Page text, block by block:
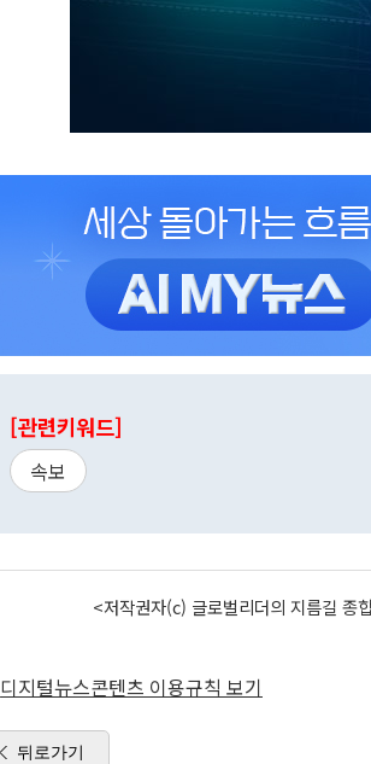
[관련키워드]
속보
<저작권자(c) 글로벌리더의 지름길
디지털뉴스콘텐츠 이용규칙 보기
뒤로가기